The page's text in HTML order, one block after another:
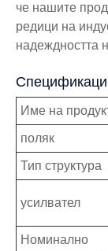
че нашите
редици на
надеждността
Име на
поляк
Тип структура
усилвател
Номинално